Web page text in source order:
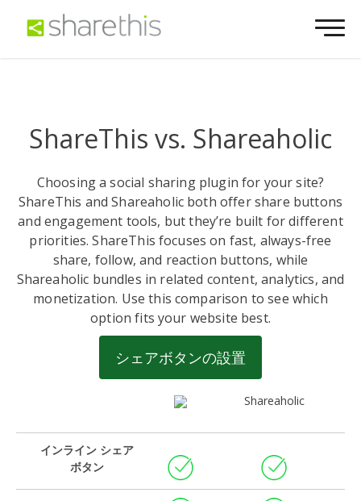
ShareThis vs. Shareaholic
Choosing a social sharing plugin for your site?
ShareThis and Shareaholic both offer share buttons
and engagement tools, but they’re built for different
priorities. ShareThis focuses on fast, always-free
share, follow, and reaction buttons, while
Shareaholic bundles in related content, analytics, and
monetization. Use this comparison to see which
option fits your website best.
シェアボタンの設置
Shareaholic
インライン シェア
ボタン